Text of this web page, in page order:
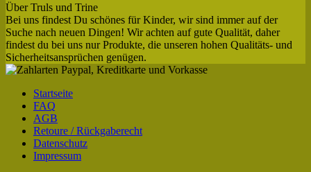
Über Truls und Trine
Bei uns findest Du schönes für Kinder, wir sind immer auf der
Suche nach neuen Dingen! Wir achten auf gute Qualität, daher
findest du bei uns nur Produkte, die unseren hohen Qualitäts- und
Sicherheitsansprüchen genügen.
Startseite
FAQ
AGB
Retoure / Rückgaberecht
Datenschutz
Impressum